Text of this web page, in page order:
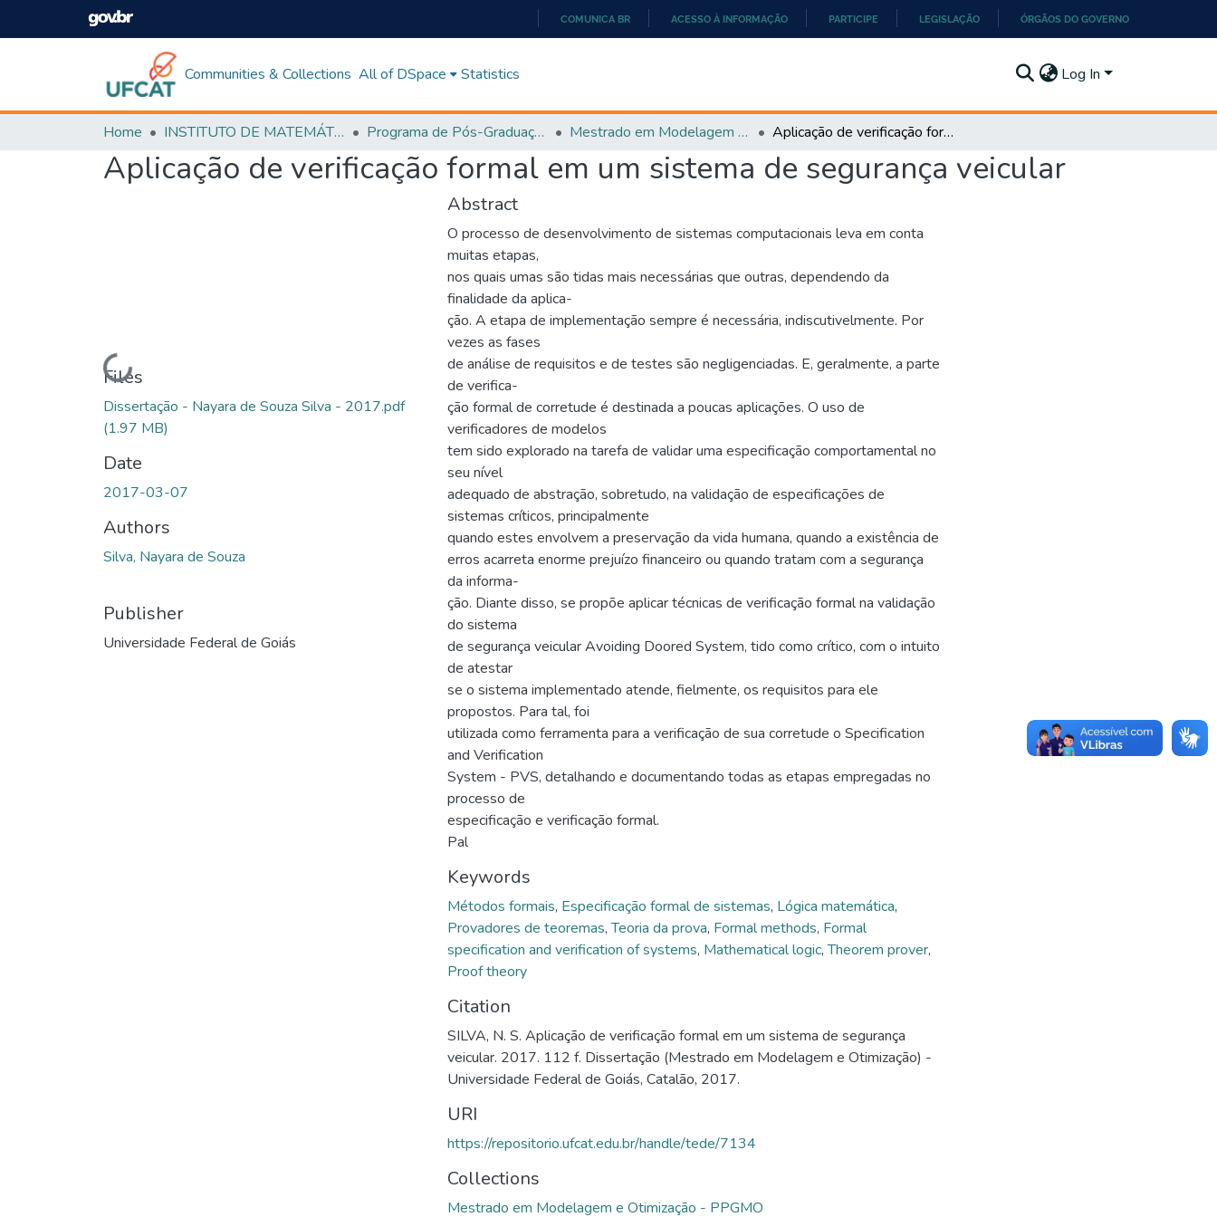
CONTEÚDO
COMUNICA BR ACESSO À INFORMAÇÃO PARTICIPE LEGISLAÇÃO ÓRGÃOS DO GOVERNO
Communities & Collections All of DSpace Statistics Log In
Home INSTITUTO DE MATEMÁTICA E TECNOLOGIA Programa de Pós-Graduação em Modelagem e Otimização (PPGMO) Mestrado em Modelagem e Otimização - PPGMO Aplicação de verificação formal em um sistema de segurança veicular
Aplicação de verificação formal em um sistema de segurança veicular
Loading...
Files
Dissertação - Nayara de Souza Silva - 2017.pdf
(1.97 MB)
Date
2017-03-07
Authors
Silva, Nayara de Souza
Publisher
Universidade Federal de Goiás
Abstract
O processo de desenvolvimento de sistemas computacionais leva em conta
muitas etapas,
nos quais umas são tidas mais necessárias que outras, dependendo da
finalidade da aplica-
ção. A etapa de implementação sempre é necessária, indiscutivelmente. Por
vezes as fases
de análise de requisitos e de testes são negligenciadas. E, geralmente, a parte
de verifica-
ção formal de corretude é destinada a poucas aplicações. O uso de
verificadores de modelos
tem sido explorado na tarefa de validar uma especificação comportamental no
seu nível
adequado de abstração, sobretudo, na validação de especificações de
sistemas críticos, principalmente
quando estes envolvem a preservação da vida humana, quando a existência de
erros acarreta enorme prejuízo financeiro ou quando tratam com a segurança
da informa-
ção. Diante disso, se propõe aplicar técnicas de verificação formal na validação
do sistema
de segurança veicular Avoiding Doored System, tido como crítico, com o intuito
de atestar
se o sistema implementado atende, fielmente, os requisitos para ele
propostos. Para tal, foi
utilizada como ferramenta para a verificação de sua corretude o Specification
and Verification
System - PVS, detalhando e documentando todas as etapas empregadas no
processo de
especificação e verificação formal.
Pal
Keywords
Métodos formais, Especificação formal de sistemas, Lógica matemática,
Provadores de teoremas,Teoria da prova, Formal methods, Formal
specification and verification of systems, Mathematical logic,Theorem prover,
Proof theory
Citation
SILVA, N. S. Aplicação de verificação formal em um sistema de segurança
veicular. 2017. 112 f. Dissertação (Mestrado em Modelagem e Otimização) -
Universidade Federal de Goiás, Catalão, 2017.
URI
https://repositorio.ufcat.edu.br/handle/tede/7134
Collections
Mestrado em Modelagem e Otimização - PPGMO